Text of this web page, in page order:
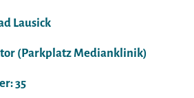
Lausick
(Parkplatz Medianklinik)
35